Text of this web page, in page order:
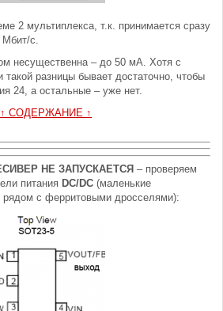
2 мультиплекса, т.к. принимается сразу
с.
несущественна – до 50 мА. Хотя с
разницы бывает достаточно, чтобы
24, а остальные – уже нет.
↑ СОДЕРЖАНИЕ ↑
НЕ ЗАПУСКАЕТСЯ – проверяем
питания DC/DC (маленькие
рядом с ферритовыми дросселями):